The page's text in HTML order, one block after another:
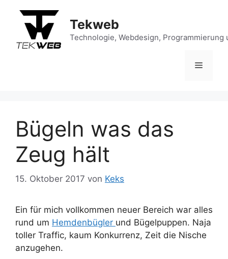
springen
Tekweb
Technologie, Webdesign, Programmierung
Menü
Bügeln was das
Zeug hält
15. Oktober 2017 von Keks
Ein für mich vollkommen neuer Bereich war alles
rund um Hemdenbügler und Bügelpuppen. Naja
toller Traffic, kaum Konkurrenz, Zeit die Nische
anzugehen.